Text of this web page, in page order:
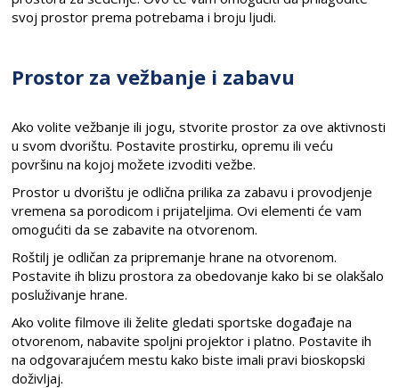
svoj prostor prema potrebama i broju ljudi.
Prostor za vežbanje i zabavu
Ako volite vežbanje ili jogu, stvorite prostor za ove aktivnosti
u svom dvorištu. Postavite prostirku, opremu ili veću
površinu na kojoj možete izvoditi vežbe.
Prostor u dvorištu je odlična prilika za zabavu i provodjenje
vremena sa porodicom i prijateljima. Ovi elementi će vam
omogućiti da se zabavite na otvorenom.
Roštilj je odličan za pripremanje hrane na otvorenom.
Postavite ih blizu prostora za obedovanje kako bi se olakšalo
posluživanje hrane.
Ako volite filmove ili želite gledati sportske događaje na
otvorenom, nabavite spoljni projektor i platno. Postavite ih
na odgovarajućem mestu kako biste imali pravi bioskopski
doživljaj.